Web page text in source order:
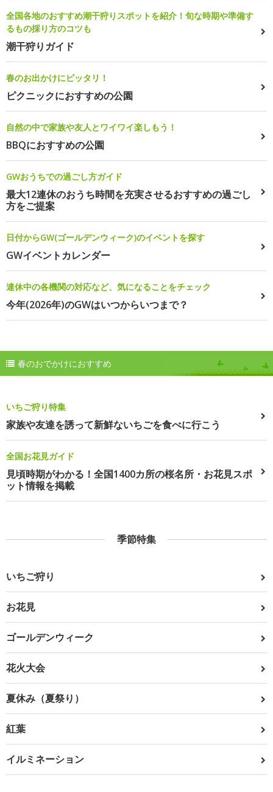
全国各地のおすすめ潮干狩りスポットを紹介！旬な時期や準備す
るもの採り方のコツも
潮干狩りガイド
春のお出かけにピッタリ！
ピクニックにおすすめの公園
自然の中で家族や友人とワイワイ楽しもう！
BBQにおすすめの公園
GWおうちでの過ごし方ガイド
最大12連休のおうち時間を充実させるおすすめの過ごし
方をご提案
日付からGW(ゴールデンウィーク)のイベントを探す
GWイベントカレンダー
連休中の各機関の対応など、気になることをチェック
今年(2026年)のGWはいつからいつまで？
春のおでかけにおすすめ
いちご狩り特集
家族や友達を誘って新鮮ないちごを食べに行こう
全国お花見ガイド
見頃時期がわかる！全国1400カ所の桜名所・お花見スポ
ット情報を掲載
季節特集
いちご狩り
お花見
ゴールデンウィーク
花火大会
夏休み（夏祭り）
紅葉
イルミネーション